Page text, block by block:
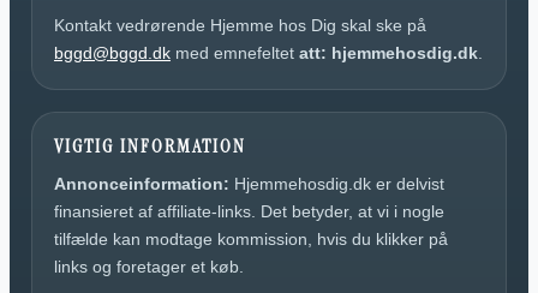
Kontakt vedrørende Hjemme hos Dig skal ske på
bggd@bggd.dk med emnefeltet att: hjemmehosdig.dk.
VIGTIG INFORMATION
Annonceinformation: Hjemmehosdig.dk er delvist
finansieret af affiliate-links. Det betyder, at vi i nogle
tilfælde kan modtage kommission, hvis du klikker på
links og foretager et køb.